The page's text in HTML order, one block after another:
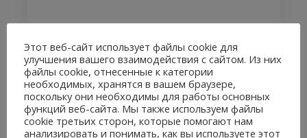
Рыночные обзоры
Узнай, что происходит на рынке в
сферах деятельности конкурентов,
собственной компании, клиентов и
Этот веб-сайт использует файлы cookie для
улучшения вашего взаимодействия с сайтом. Из них
файлы cookie, отнесенные к категории
необходимых, хранятся в вашем браузере,
поскольку они необходимы для работы основных
функций веб-сайта. Мы также используем файлы
cookie третьих сторон, которые помогают нам
анализировать и понимать, как вы используете этот